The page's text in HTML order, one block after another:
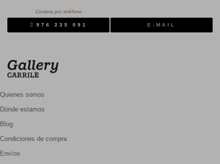
Compra por teléfono
976 235 091 E-MAIL
Quienes somos
Dónde estamos
Blog
Condiciones de compra
Envíos